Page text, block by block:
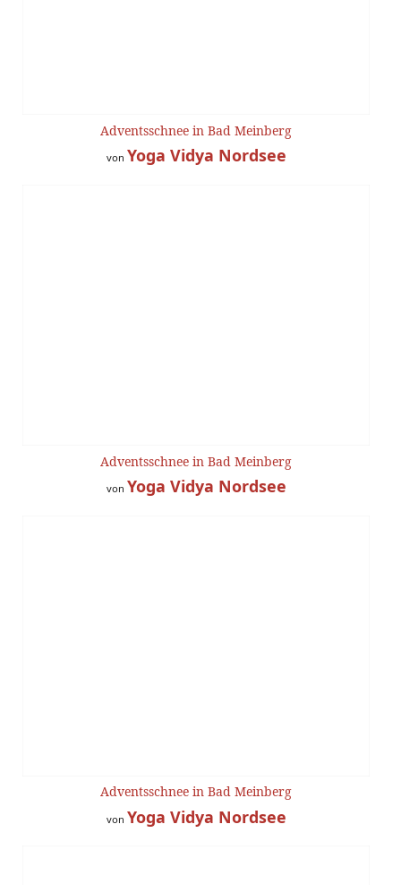
Adventsschnee in Bad Meinberg
von Yoga Vidya Nordsee
Adventsschnee in Bad Meinberg
von Yoga Vidya Nordsee
Adventsschnee in Bad Meinberg
von Yoga Vidya Nordsee